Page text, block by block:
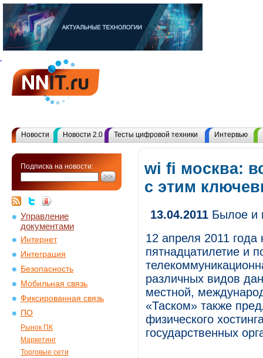
Новости Новости 2.0 Тесты цифровой техники Интервью
Подписка на новости:
Управление
документами
Интернет
Интеграция
Безопасность
Мобильная связь
Фиксированная связь
ПО
Рынок ПК
Маркетинг
Торговые сети
wi fi москва:
с этим
13.04.2011 Былое и
12 апреля 2011
пятнадцатилетие и
различных видов
местной,
«Таском» также
физического
государственных